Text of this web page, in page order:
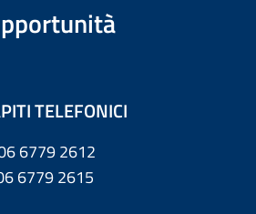
TELEFONICI
6779 2612
2615